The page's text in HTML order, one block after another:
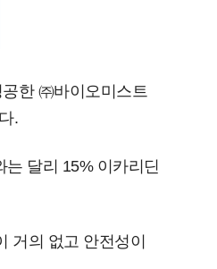
한 ㈜바이오미스트
.
는 달리 15% 이카리딘
거의 없고 안전성이